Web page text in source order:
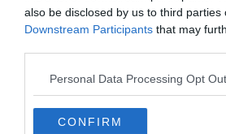
also be disclosed by us to third parties
Downstream Participants that may
Personal Data Processing Opt
CONFIRM
Da Bolzano alla Mongolia
da 150 euro